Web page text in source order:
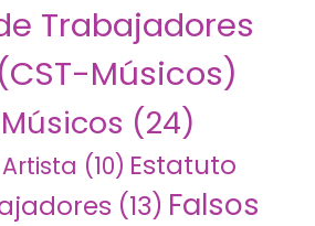
Trabajadores
Músicos)
(24)
(10) Estatuto
(13) Falsos